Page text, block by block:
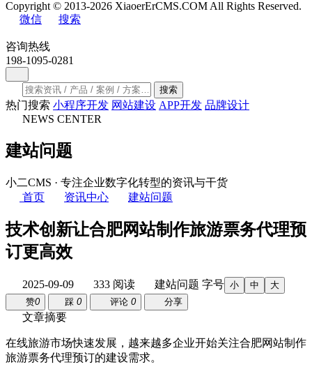
Copyright © 2013-2026 XiaoerErCMS.COM All Rights Reserved.
微信
搜索
咨询热线
198-1095-0281
搜索
热门搜索 小程序开发 网站建设 APP开发 品牌设计
NEWS CENTER
建站问题
小二CMS · 专注企业数字化转型的资讯与干货
首页
资讯中心 建站问题
技术创新让合肥网站制作旅游票务代理预
订更高效
2025-09-09 333 阅读 建站问题 字号 小 中
大
赞0 踩 0 评论 0 分享
文章摘要
在线旅游市场快速发展，越来越多企业开始关注合肥网站制作
旅游票务代理预订的建设需求。